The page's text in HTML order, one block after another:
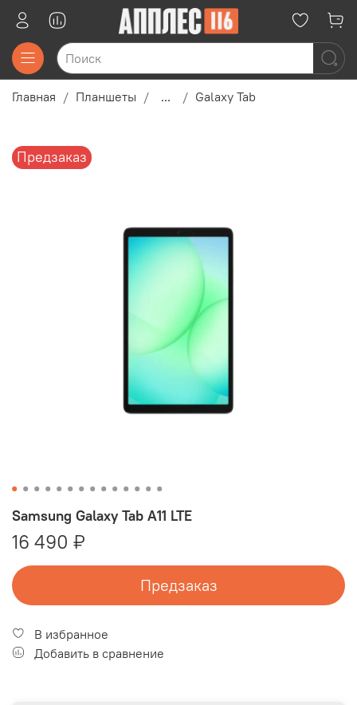
Главная Планшеты ... Galaxy Tab
Предзаказ
Samsung Galaxy Tab A11 LTE
16 490 ₽
Предзаказ
В избранное
Добавить в сравнение